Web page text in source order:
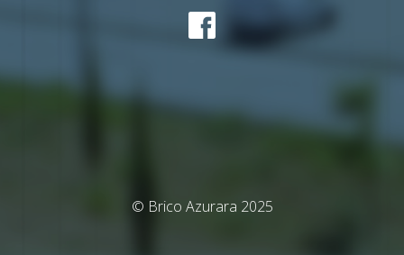
© Brico Azurara 2025